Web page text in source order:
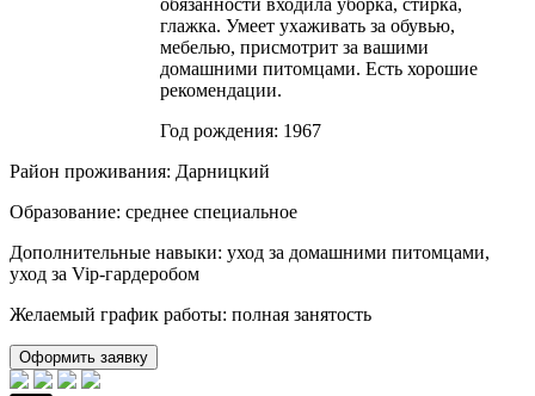
глажка. Умеет ухаживать за обувью,
мебелью, присмотрит за вашими
домашними питомцами. Есть хорошие
рекомендации.
Год рождения: 1967
Район проживания: Дарницкий
Образование: среднее специальное
Дополнительные навыки: уход за домашними питомцами,
уход за Vip-гардеробом
Желаемый график работы: полная занятость
Оформить заявку